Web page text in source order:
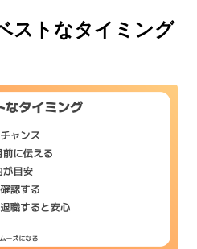
ストなタイミング